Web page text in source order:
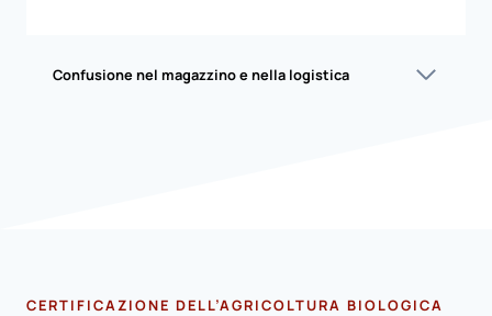
Confusione nel magazzino e nella logistica
CERTIFICAZIONE DELL’AGRICOLTURA BIOLOGICA